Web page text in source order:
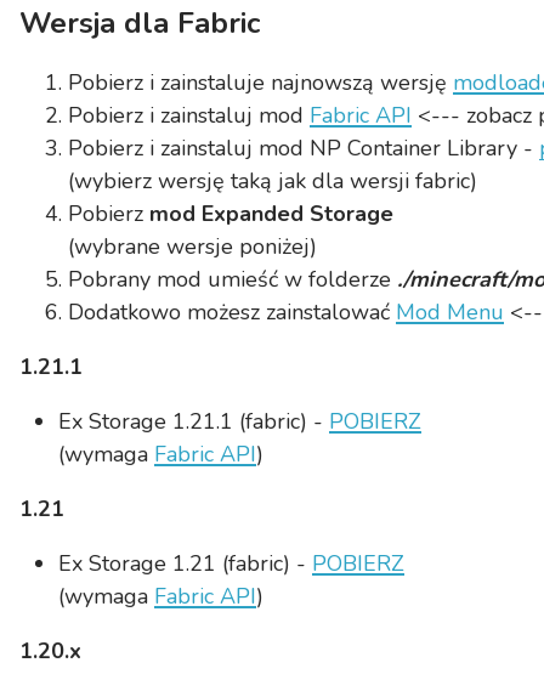
Wersja dla Fabric
Pobierz i zainstaluje najnowszą wersję
Pobierz i zainstaluj mod Fabric API <--- zobacz
Pobierz i zainstaluj mod NP Container Library -
(wybierz wersję taką jak dla wersji fabric)
Pobierz mod Expanded Storage
(wybrane wersje poniżej)
Pobrany mod umieść w folderze ./minecraft/
Dodatkowo możesz zainstalować Mod Menu
1.21.1
Ex Storage 1.21.1 (fabric) - POBIERZ
(wymaga Fabric API)
1.21
Ex Storage 1.21 (fabric) - POBIERZ
(wymaga Fabric API)
1.20.x